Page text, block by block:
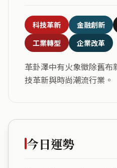
科技革新 金融創新
工業轉型
企業改革
革卦澤中有火象徵除舊布
技革新與時尚潮流行業。
今日運勢